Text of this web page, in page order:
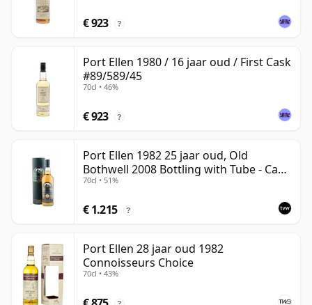
€ 923 ?
Port Ellen 1980 / 16 jaar oud / First Cask
#89/589/45
70cl • 46%
€ 923 ?
Port Ellen 1982 25 jaar oud, Old
Bothwell 2008 Bottling with Tube - Cask
#2555
70cl • 51%
€ 1.215 ?
Port Ellen 28 jaar oud 1982
Connoisseurs Choice
70cl • 43%